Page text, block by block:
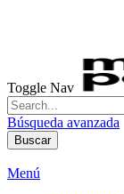
Toggle Nav
Búsqueda avanzada
Buscar
Menú